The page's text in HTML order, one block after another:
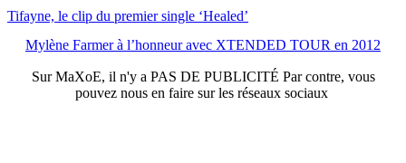
Tifayne, le clip du premier single ‘Healed’
Mylène Farmer à l’honneur avec XTENDED TOUR en 2012
SurMaXoE, il n'y a PAS DE PUBLICITÉ Par contre, vous
pouvez nous en faire sur les réseaux sociaux